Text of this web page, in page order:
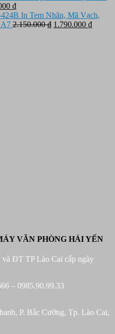
₫.
₫Giá
hiện
tại
In Tem Nhãn, Mã Vạch,
2.150.000₫ Giá
1.790.000 ₫Giá
VĂN PHÒNG HẢI YẾN
ĐT TP Lào Cai cấp ngày
– 0985.90.99.33
P. Bắc Cường, Tp. Lào Cai,